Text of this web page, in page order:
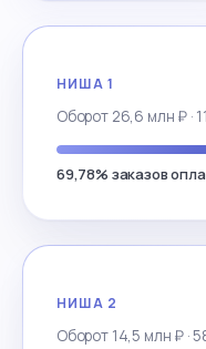
НИША 1
Оборот 26,6 млн ₽ ·
69,78% заказов
НИША 2
Оборот 14,5 млн ₽ ·